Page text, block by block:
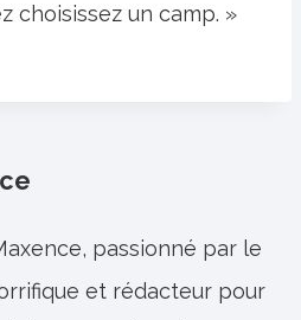
choisissez un camp. »
passionné par le
et rédacteur pour